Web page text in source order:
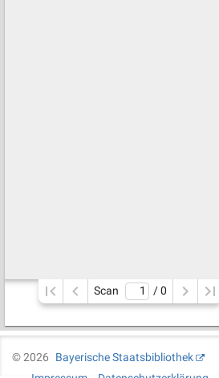
Scan / 0
©2026
Bayerische Staatsbibliothek